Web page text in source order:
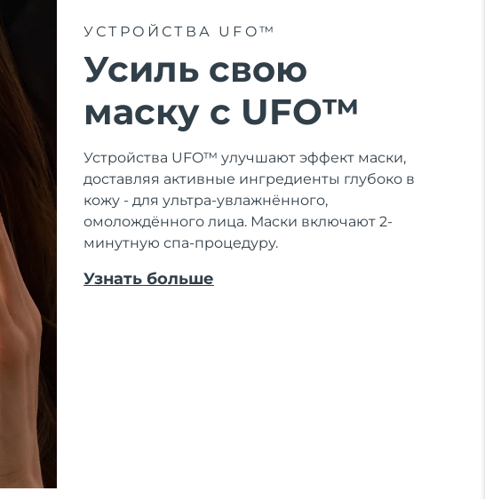
УСТРОЙСТВА UFO™
Усиль свою
маску с UFO™
Устройства UFO™ улучшают эффект маски,
доставляя активные ингредиенты глубоко в
кожу - для ультра-увлажнённого,
омолождённого лица. Маски включают 2-
минутную спа-процедуру.
Узнать больше